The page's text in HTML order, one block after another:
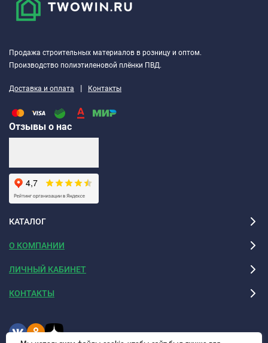
Продажа строительных материалов в розницу и оптом.
Производство полиэтиленовой плёнки ПВД.
Доставка и оплата | Контакты
Отзывы о нас
КАТАЛОГ
О КОМПАНИИ
ЛИЧНЫЙ КАБИНЕТ
КОНТАКТЫ